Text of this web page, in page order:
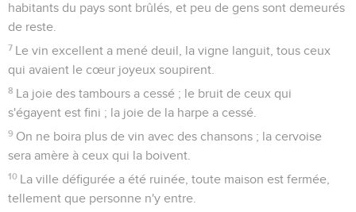
habitants du pays sont brûlés, et peu de gens sont demeurés
de reste.
7 Le vin excellent a mené deuil, la vigne languit, tous ceux
qui avaient le cœur joyeux soupirent.
8 La joie des tambours a cessé ; le bruit de ceux qui
s'égayent est fini ; la joie de la harpe a cessé.
9 On ne boira plus de vin avec des chansons ; la cervoise
sera amère à ceux qui la boivent.
10 La ville défigurée a été ruinée, toute maison est fermée,
tellement que personne n'y entre.